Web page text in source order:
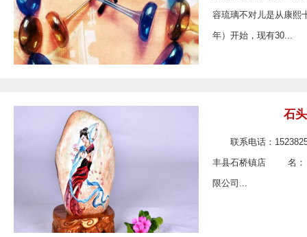
容琉璃不对儿是从康熙
年）开始，现有30...
石
联系电话：
丰县石桥镇店 名：
限公司...